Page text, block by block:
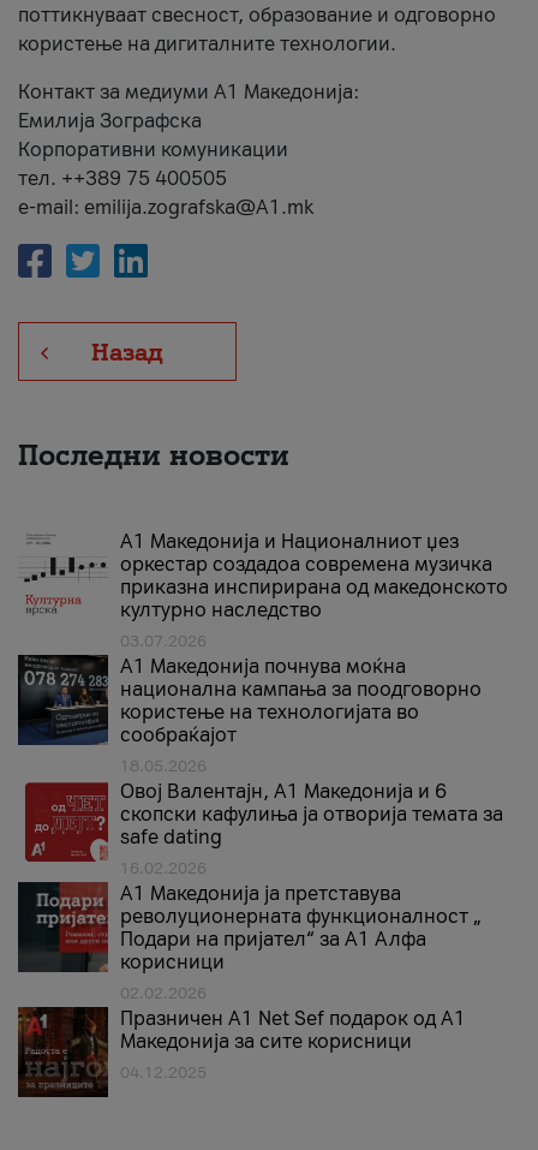
поттикнуваат свесност, образование и одговорно
користење на дигиталните технологии.
Контакт за медиуми А1 Македонија:
Емилија Зографска
Корпоративни комуникации
тел. ++389 75 400505
e-mail: emilija.zografska@A1.mk
Назад
Последни новости
А1 Македонија и Националниот џез
оркестар создадоа современа музичка
приказна инспирирана од македонското
културно наследство
03.07.2026
A1 Македонија почнува моќна
национална кампања за поодговорно
користење на технологијата во
сообраќајот
18.05.2026
Овој Валентајн, A1 Македонија и 6
скопски кафулиња ја отворија темата за
safe dating
16.02.2026
А1 Македонија ја претставува
револуционерната функционалност „
Подари на пријател“ за А1 Алфа
корисници
02.02.2026
Празничен A1 Net Sеf подарок од А1
Македонија за сите корисници
04.12.2025